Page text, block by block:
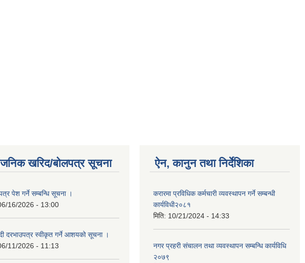
खरिद/बोलपत्र सूचना
पेश गर्ने सम्बन्धि सूचना ।
16/2026 - 13:00
दरभाउपत्र स्वीकृत गर्ने आशयको सूचना ।
11/2026 - 11:13
ऐन, कानुन तथा निर्देशिका
करारमा प्रविधिक कर्मचारी व्यवस्थापन गर्ने सम्बन्धी
कार्यविधी२०८१
मिति: 10/21/2024 - 14:33
नगर प्रहरी संचालन तथा व्यवस्थापन सम्बन्धि कार्यविधि
२०७९